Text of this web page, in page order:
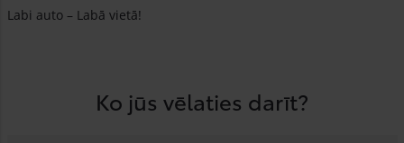
Labi auto – Labā vietā!
Ko jūs vēlaties darīt?